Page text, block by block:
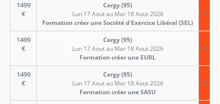
1499
€
Cergy (95)
Lun 17 Aout au Mar 18 Aout 2026
Formation créer une Société d'Exercice Libéral (SEL)
1499
€
Cergy (95)
Lun 17 Aout au Mar 18 Aout 2026
Formation créer une EURL
1499
€
Cergy (95)
Lun 17 Aout au Mar 18 Aout 2026
Formation créer une SASU